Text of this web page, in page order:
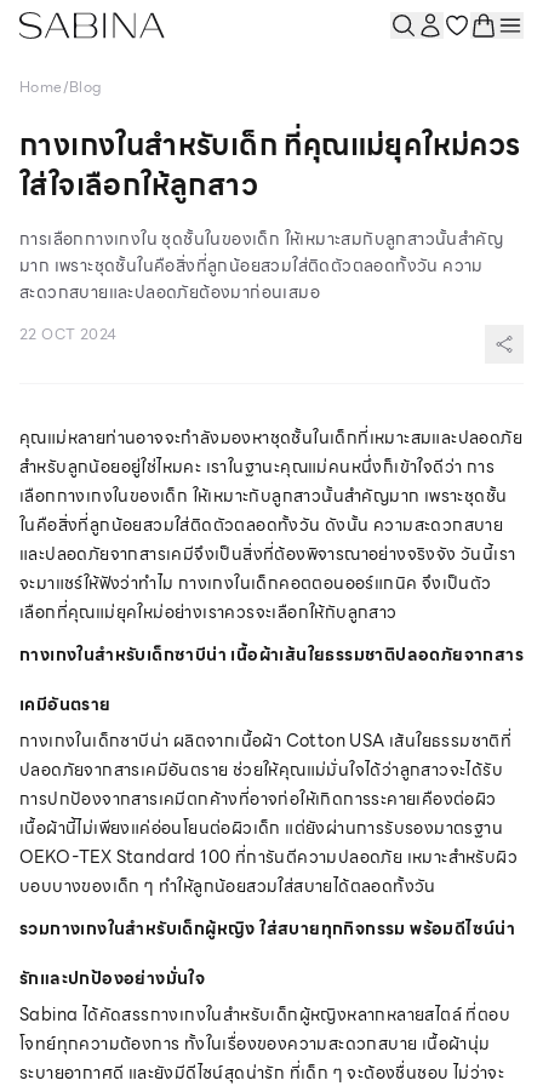
Home/Blog
กางเกงในสำหรับเด็ก ที่คุณแม่ยุคใหม่ควร
ใส่ใจเลือกให้ลูกสาว
การเลือกกางเกงใน ชุดชั้นในของเด็ก ให้เหมาะสมกับลูกสาวนั้นสำคัญ
มาก เพราะชุดชั้นในคือสิ่งที่ลูกน้อยสวมใส่ติดตัวตลอดทั้งวัน ความ
สะดวกสบายและปลอดภัยต้องมาก่อนเสมอ
22 OCT 2024
คุณแม่หลายท่านอาจจะกำลังมองหาชุดชั้นในเด็กที่เหมาะสมและปลอดภัย
สำหรับลูกน้อยอยู่ใช่ไหมคะ เราในฐานะคุณแม่คนหนึ่งก็เข้าใจดีว่า การ
เลือกกางเกงในของเด็ก ให้เหมาะกับลูกสาวนั้นสำคัญมาก เพราะชุดชั้น
ในคือสิ่งที่ลูกน้อยสวมใส่ติดตัวตลอดทั้งวัน ดังนั้น ความสะดวกสบาย
และปลอดภัยจากสารเคมีจึงเป็นสิ่งที่ต้องพิจารณาอย่างจริงจัง วันนี้เรา
จะมาแชร์ให้ฟังว่าทำไม กางเกงในเด็กคอตตอนออร์แกนิค จึงเป็นตัว
เลือกที่คุณแม่ยุคใหม่อย่างเราควรจะเลือกให้กับลูกสาว
กางเกงในสำหรับเด็กซาบีน่า เนื้อผ้าเส้นใยธรรมชาติปลอดภัยจากสาร
เคมีอันตราย
กางเกงในเด็กซาบีน่า ผลิตจากเนื้อผ้า Cotton USA เส้นใยธรรมชาติที่
ปลอดภัยจากสารเคมีอันตราย ช่วยให้คุณแม่มั่นใจได้ว่าลูกสาวจะได้รับ
การปกป้องจากสารเคมีตกค้างที่อาจก่อให้เกิดการระคายเคืองต่อผิว
เนื้อผ้านี้ไม่เพียงแค่อ่อนโยนต่อผิวเด็ก แต่ยังผ่านการรับรองมาตรฐาน
OEKO-TEX Standard 100 ที่การันตีความปลอดภัย เหมาะสำหรับผิว
บอบบางของเด็ก ๆ ทำให้ลูกน้อยสวมใส่สบายได้ตลอดทั้งวัน
รวมกางเกงในสำหรับเด็กผู้หญิง ใส่สบายทุกกิจกรรม พร้อมดีไซน์น่า
รักและปกป้องอย่างมั่นใจ
Sabina ได้คัดสรรกางเกงในสำหรับเด็กผู้หญิงหลากหลายสไตล์ ที่ตอบ
โจทย์ทุกความต้องการ ทั้งในเรื่องของความสะดวกสบาย เนื้อผ้านุ่ม
ระบายอากาศดี และยังมีดีไซน์สุดน่ารัก ที่เด็ก ๆ จะต้องชื่นชอบ ไม่ว่าจะ